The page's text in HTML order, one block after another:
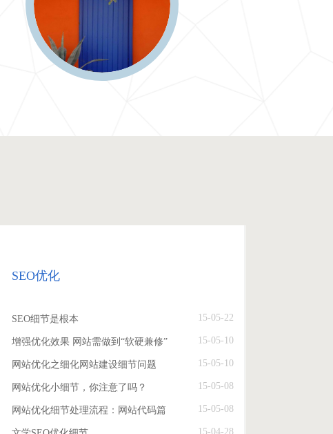
SEO优化
SEO细节是根本 15-05-22
增强优化效果 网站需做到“软硬兼修” 15-05-10
网站优化之细化网站建设细节问题 15-05-10
网站优化小细节，你注意了吗？ 15-05-08
网站优化细节处理流程：网站代码篇 15-05-08
15-04-28